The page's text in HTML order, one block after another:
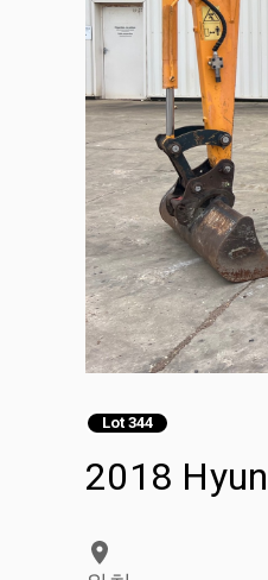
Lot 344
2018